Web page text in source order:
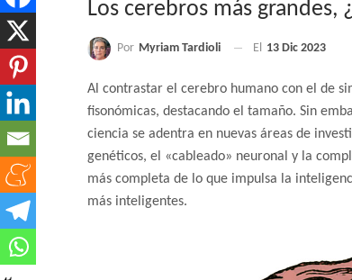
Los cerebros más grandes,
Por Myriam Tardioli El 13 Dic 2023
Al contrastar el cerebro humano con el de
fisonómicas, destacando el tamaño. Sin
ciencia se adentra en nuevas áreas de
genéticos, el «cableado» neuronal y la
más completa de lo que impulsa la
más inteligentes.